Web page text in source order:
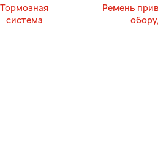
Тормозная
система
Ремень